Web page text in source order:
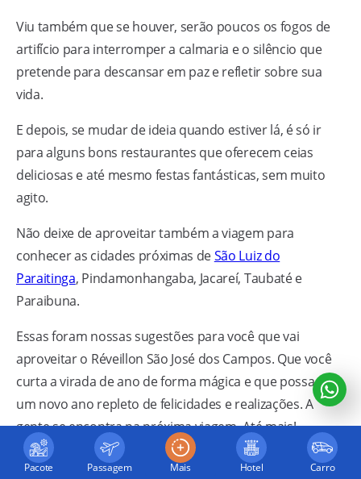
Viu também que se houver, serão poucos os fogos de
artifício para interromper a calmaria e o silêncio que
pretende para descansar em paz e refletir sobre sua
vida.
E depois, se mudar de ideia quando estiver lá, é só ir
para alguns bons restaurantes que oferecem ceias
deliciosas e até mesmo festas fantásticas, sem muito
agito.
Não deixe de aproveitar também a viagem para
conhecer as cidades próximas deSão Luiz do
Paraitinga, Pindamonhangaba, Jacareí, Taubaté e
Paraibuna.
Essas foram nossas sugestões para você que vai
aproveitar o Réveillon São José dos Campos. Que você
curta a virada de ano de forma mágica e que possa ter
um novo ano repleto de felicidades e realizações. A
gente se encontra na próxima viagem. Até mais!
Pacote Passagem Hotel Carro
Mais